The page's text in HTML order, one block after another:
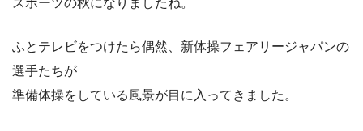
スポーツの秋になりましたね。
ふとテレビをつけたら偶然、新体操フェアリージャパンの
選手たちが
準備体操をしている風景が目に入ってきました。